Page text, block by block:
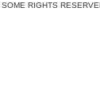
RIGHTS